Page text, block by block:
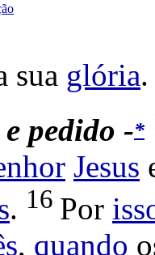
sua glória.
pedido -*
Jesus
. 16 Por
, quando